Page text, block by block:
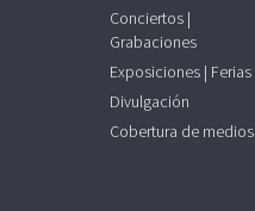
Conciertos |
Grabaciones
Exposiciones | Ferias
Divulgación
Cobertura de medios